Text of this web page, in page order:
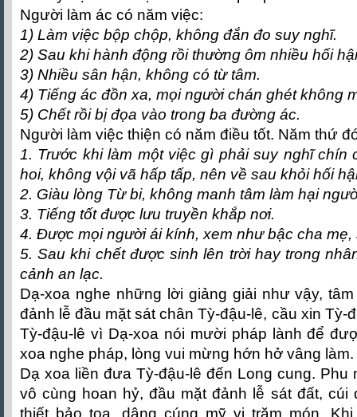
Người làm ác có năm việc:
1) Làm việc bộp chộp, không đắn đo suy nghĩ.
2) Sau khi hành động rồi thường ôm nhiều hối
3) Nhiều sân hận, không có từ tâm.
4) Tiếng ác đồn xa, mọi người chán ghét không
5) Chết rồi bị đọa vào trong ba đường ác.
Người làm việc thiện có năm điều tốt. Năm thứ
1. Trước khi làm một việc gì phải suy nghĩ chín
hoi, không vội vã hấp tấp, nên về sau khỏi hối
2. Giàu lòng Từ bi, không manh tâm làm hại
3. Tiếng tốt được lưu truyền khắp nơi.
4. Được mọi người ái kính, xem như bậc cha
5. Sau khi chết được sinh lên trời hay trong
cảnh an lạc.
Dạ-xoa nghe những lời giảng giải như vậy,
đảnh lễ đầu mặt sát chân Tỳ-đậu-lê, cầu xin Tỳ-
Tỳ-đậu-lê vì Dạ-xoa nói mười pháp lành để
xoa nghe pháp, lòng vui mừng hớn hở vâng làm.
Dạ xoa liền đưa Tỳ-đậu-lê đến Long cung. Phu
vô cùng hoan hỷ, đầu mặt đảnh lễ sát đất, cúi
thiết bảo tọa, dâng cúng mỹ vị trăm món.